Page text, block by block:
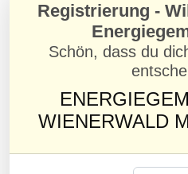
Registrierung -
Schön, dass du
WIENERWALD